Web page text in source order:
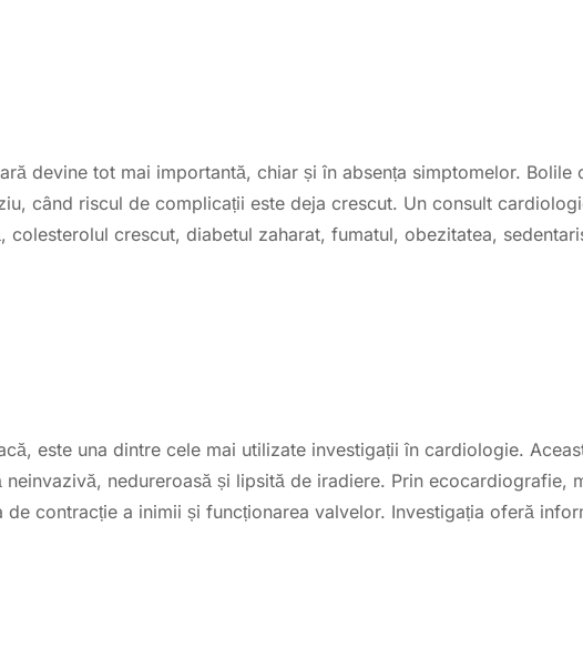
devine tot mai importantă, chiar și în absența simptomelor.
când riscul de complicații este deja crescut. Un consult
crescut, diabetul zaharat, fumatul, obezitatea,
este una dintre cele mai utilizate investigații în cardiologie.
nedureroasă și lipsită de iradiere. Prin ecocardiografie,
contracție a inimii și funcționarea valvelor. Investigația oferă